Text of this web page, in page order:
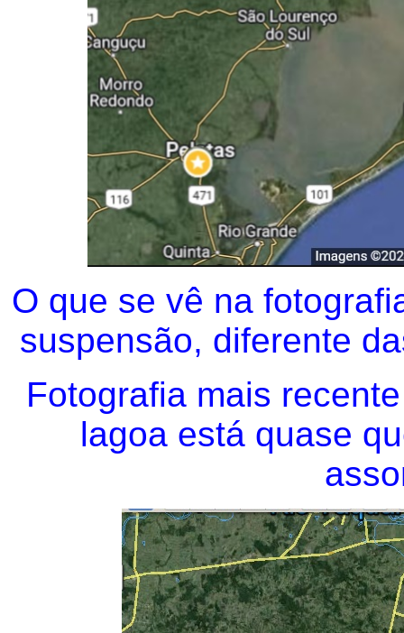
O que se vê na
suspensão, diferente
Fotografia mais
lagoa está quase